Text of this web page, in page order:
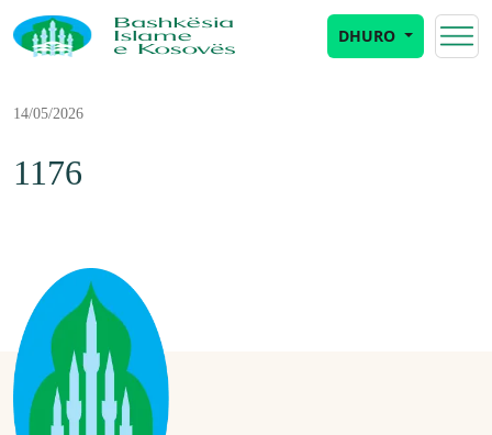
DHURO
14/05/2026
1176